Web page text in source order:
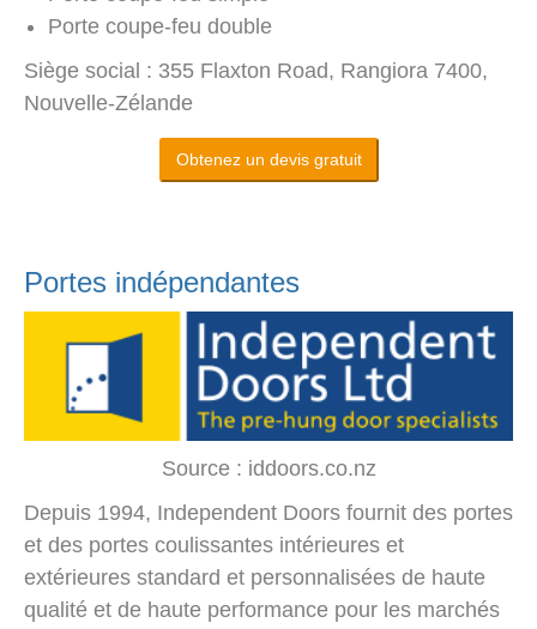
Porte coupe-feu double
Siège social : 355 Flaxton Road, Rangiora 7400,
Nouvelle-Zélande
Obtenez un devis gratuit
Portes indépendantes
Source : iddoors.co.nz
Depuis 1994, Independent Doors fournit des portes
et des portes coulissantes intérieures et
extérieures standard et personnalisées de haute
qualité et de haute performance pour les marchés